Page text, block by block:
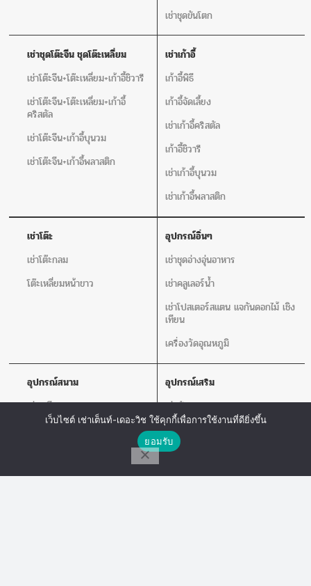
เช่าชุดขันโตก
เช่าชุดโต๊ะจีน ชุดโต๊ะเหลี่ยม
เช่าโต๊ะจีน+โต๊ะเหลี่ยม+เก้าอี้ชิวารี
เช่าโต๊ะจีน+โต๊ะเหลี่ยม+เก้าอี้
คริสตัล
เช่าโต๊ะจีน+เก้าอี้บุนวม
เช่าโต๊ะจีน+เก้าอี้พลาสติก
เช่าเก้าอี้
เก้าอี้พิธี
เก้าอี้จัดเลี้ยง
เช่าเก้าอี้คริสตัล
เก้าอี้ชิวารี
เช่าเก้าอี้บุนวม
เช่าเก้าอี้พลาสติก
เช่าโต๊ะ
เช่าโต๊ะกลม
โต๊ะเหลี่ยมหน้าขาว
อุปกรณ์อิ่นๆ
เช่าชุดอ่างอุ่นอาหาร
เช่าคลูเลอร์น้ำ
เช่าโปสเตอร์สแตน แจกันดอกไม้ เชิง
เทียน
เครื่องวัดอุณหภูมิ
อุปกรณ์สนาม
เช่าเวที
เช่าโซฟา
อุปกรณ์เสริม
เช่าพัดลม
เช่าเสากั้นบริเขต
เช่าโปสเตอร์สแตน แจกันดอกไม้ เชิง
Line Chat
เว็บไซต์ เช่าเต็นท์-เดอะวิช ใช้คุกกี้เพื่อการใช้งานที่ดียิ่งขึ้น
ยอมรับ